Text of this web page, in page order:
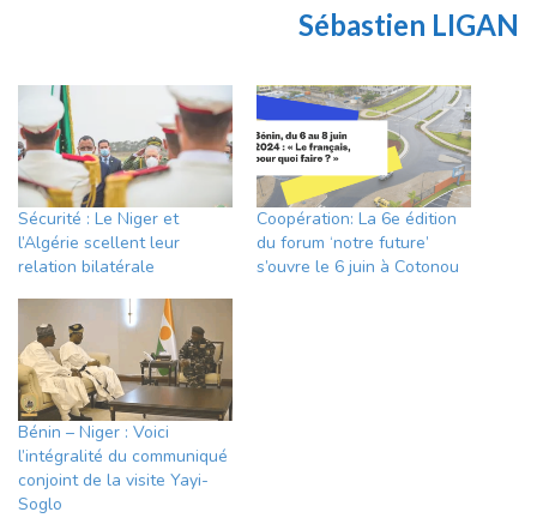
Sébastien LIGAN
Sécurité : Le Niger et
l’Algérie scellent leur
relation bilatérale
Coopération: La 6e édition
du forum ‘notre future’
s’ouvre le 6 juin à Cotonou
Bénin – Niger : Voici
l’intégralité du communiqué
conjoint de la visite Yayi-
Soglo